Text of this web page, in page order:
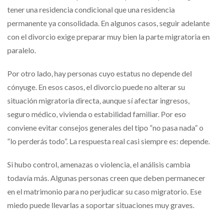
tener una residencia condicional que una residencia
permanente ya consolidada. En algunos casos, seguir adelante
con el divorcio exige preparar muy bien la parte migratoria en
paralelo.
Por otro lado, hay personas cuyo estatus no depende del
cónyuge. En esos casos, el divorcio puede no alterar su
situación migratoria directa, aunque sí afectar ingresos,
seguro médico, vivienda o estabilidad familiar. Por eso
conviene evitar consejos generales del tipo “no pasa nada” o
“lo perderás todo”. La respuesta real casi siempre es: depende.
Si hubo control, amenazas o violencia, el análisis cambia
todavía más. Algunas personas creen que deben permanecer
en el matrimonio para no perjudicar su caso migratorio. Ese
miedo puede llevarlas a soportar situaciones muy graves.